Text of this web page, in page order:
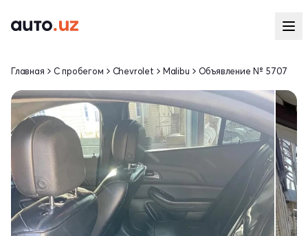
Главная С пробегом Chevrolet Malibu Объявление № 5707